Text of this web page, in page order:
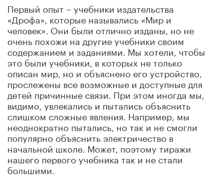
Первый опыт – учебники издательства
«Дрофа», которые назывались «Мир и
человек». Они были отлично изданы, но не
очень похожи на другие учебники своим
содержанием и заданиями. Мы хотели, чтобы
это были учебники, в которых не только
описан мир, но и объяснено его устройство,
прослежены все возможные и доступные для
детей причинные связи. При этом иногда мы,
видимо, увлекались и пытались объяснить
слишком сложные явления. Например, мы
неоднократно пытались, но так и не смогли
популярно объяснить электричество в
начальной школе. Может, поэтому тиражи
нашего первого учебника так и не стали
большими.